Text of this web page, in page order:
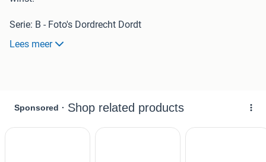
Serie: B - Foto's Dordrecht Dordt
Groot formaat, afmetingen staan in titel
(afgerond op hele centimeters)
- Het startbod is altijd 50 cent
- Opbieden in stappen van 25ct of veelvoud
- Marktplaats vult zelf info aan, adv. is leidend
Lees meer